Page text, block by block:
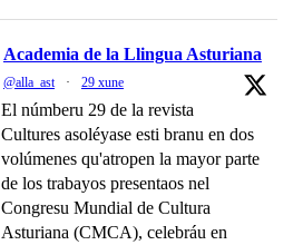
Academia de la Llingua Asturiana
@alla_ast · 29 xune
El númberu 29 de la revista
Cultures asoléyase esti branu en dos
volúmenes qu'atropen la mayor parte
de los trabayos presentaos nel
Congresu Mundial de Cultura
Asturiana (CMCA), celebráu en